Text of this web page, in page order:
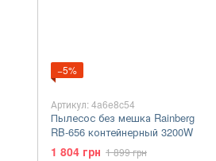
−5%
Артикул: 4a6e8c54
Пылесос без мешка Rainberg
RB-656 контейнерный 3200W
1 804 грн 1 899 грн